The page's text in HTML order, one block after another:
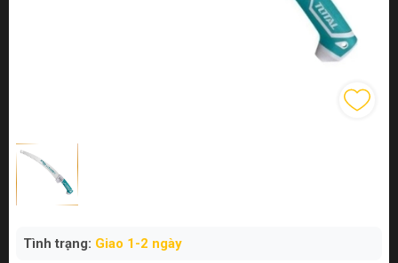
Tình trạng: Giao 1-2 ngày